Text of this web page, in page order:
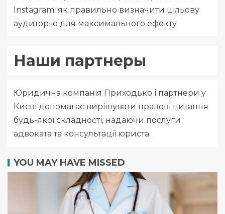
Instagram: як правильно визначити цільову
аудиторію для максимального ефекту
Наши партнеры
Юридична компанія Приходько і партнери у
Києві допомагає вирішувати правові питання
будь-якої складності, надаючи послуги
адвоката та консультації юриста.
YOU MAY HAVE MISSED